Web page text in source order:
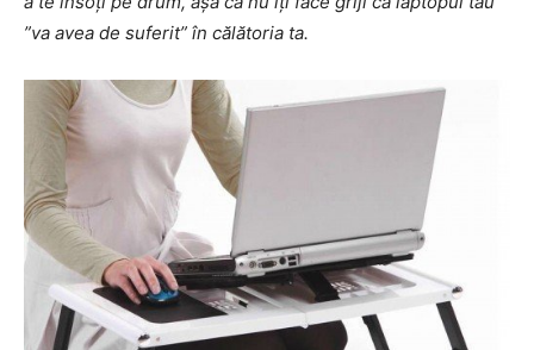
”va avea de suferit” în călătoria ta.